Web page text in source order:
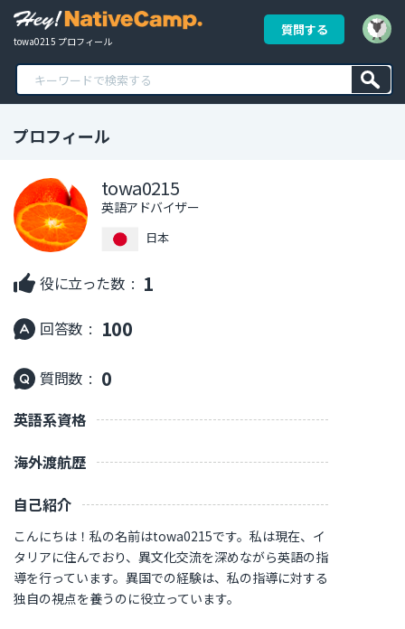
towa0215 プロフィール
質問する
プロフィール
towa0215
英語アドバイザー
日本
役に立った数 : 1
回答数 : 100
質問数 : 0
英語系資格
海外渡航歴
自己紹介
こんにちは！私の名前はtowa0215です。私は現在、イ
タリアに住んでおり、異文化交流を深めながら英語の指
導を行っています。異国での経験は、私の指導に対する
独自の視点を養うのに役立っています。